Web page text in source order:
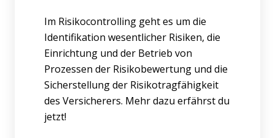
Im Risikocontrolling geht es um die
Identifikation wesentlicher Risiken, die
Einrichtung und der Betrieb von
Prozessen der Risikobewertung und die
Sicherstellung der Risikotragfähigkeit
des Versicherers. Mehr dazu erfährst du
jetzt!